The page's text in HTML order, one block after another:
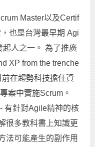
Master以及Certif
也是台灣最早期 Agi
起人之一。 為了推廣
XP from the trenche
在趨勢科技擔任資
案中實施Scrum。
有針對Agile精神的核
很多教科書上知識更
法可能產生的副作用